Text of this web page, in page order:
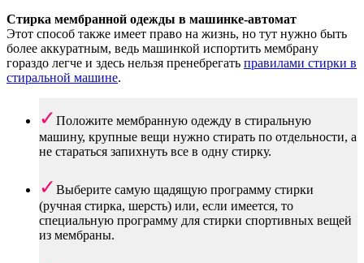
Стирка мембранной одежды в машинке-автомат
Этот способ также имеет право на жизнь, но тут нужно быть
более аккуратным, ведь машинкой испортить мембрану
гораздо легче и здесь нельзя пренебрегать правилами стирки в
стиральной машине.
Положите мембранную одежду в стиральную
машину, крупные вещи нужно стирать по отдельности, а
не стараться запихнуть все в одну стирку.
Выберите самую щадящую программу стирки
(ручная стирка, шерсть) или, если имеется, то
специальную программу для стирки спортивных вещей
из мембраны.